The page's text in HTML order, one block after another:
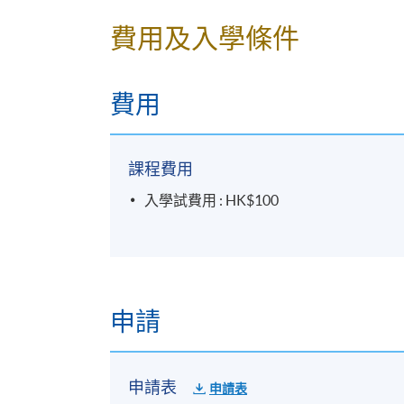
日期： 2026年8月15日（周六），
（*
＊第二場入學試考試時間表
費用及入學條件
費用
課程費用
入學試費用 : HK$100
申請
申請表 申請表